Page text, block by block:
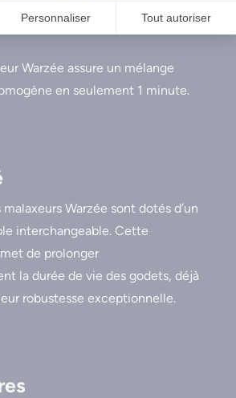
Warzée assure un mélange
en seulement 1 minute.
Warzée sont dotés d’un
interchangeable. Cette
de prolonger
la durée de vie des godets, déjà
robustesse exceptionnelle.